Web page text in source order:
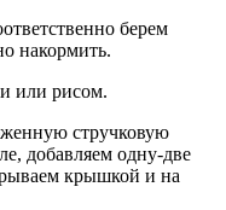
берем
накормить.
или рисом.
стручковую
добавляем одну-две
крышкой и на